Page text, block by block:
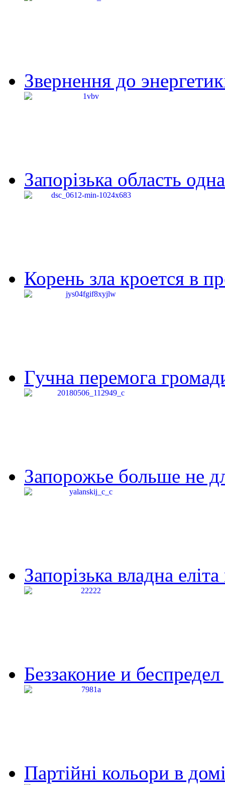
Звернення до
Запорізька область
Корень зла кроется в
Гучна перемога
Запорожье больше не
Запорізька владна
Беззаконие и
Партійні кольори в